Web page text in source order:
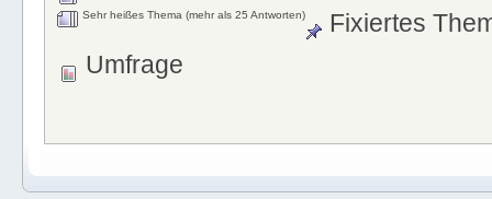
Sehr heißes Thema (mehr als 25 Antworten)
Fixiertes
Umfrage